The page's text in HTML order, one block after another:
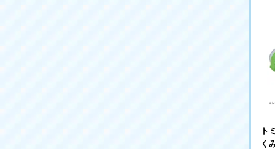
ト
く